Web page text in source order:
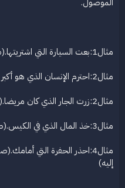
مثال1:بعت السيارة التي اشتريتها.(صلة الموصول جملة فعلية)
مثال2:احترم الإنسان الذي هو أكبر منك.(صلة الموصول جملة اسمية)
مثال2:زرت الجار الذي كان مريضا.(صلة الموصول جملة اسمية منسوخة)
مثال3:خذ المال الذي في الكيس.(صلة الموصول شبه جملة:جار ومجرور)
مثال4:احذر الحفرة التي
إليه)